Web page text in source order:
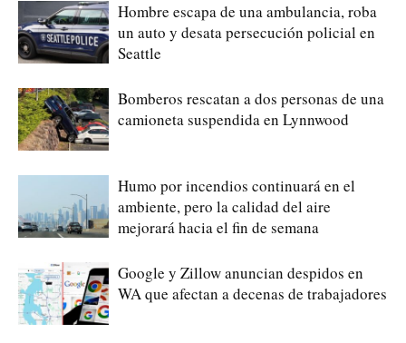
Hombre escapa de una ambulancia, roba
un auto y desata persecución policial en
Seattle
Bomberos rescatan a dos personas de una
camioneta suspendida en Lynnwood
Humo por incendios continuará en el
ambiente, pero la calidad del aire
mejorará hacia el fin de semana
Google y Zillow anuncian despidos en
WA que afectan a decenas de trabajadores